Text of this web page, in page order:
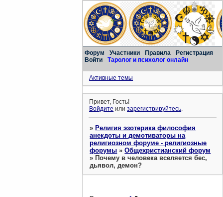
Форум Участники Правила
Регистрация
Войти
Таролог и психолог онлайн
Активные темы
Привет, Гость!
Войдите илизарегистрируйтесь.
»Религия эзотерика философия
анекдоты и демотиваторы на
религиозном форуме - религиозные
форумы »Общехристианский форум
»Почему в человека вселяется бес,
дьявол, демон?